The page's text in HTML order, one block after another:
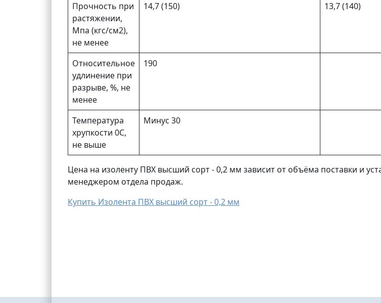
Прочность при
растяжении,
Мпа (кгс/см2),
не менее
14,7 (150) 13,7 (140)
Относительное
удлинение при
разрыве, %, не
менее
190
Температура
хрупкости 0С,
не выше
Минус 30
Цена на изоленту ПВХ высший сорт - 0,2 мм зависит от объёма поставки и
менеджером отдела продаж.
Купить Изолента ПВХ высший сорт - 0,2 мм